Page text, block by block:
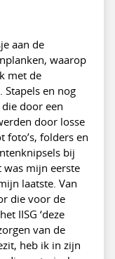
aan de
waarop
met de
en nog
door een
door losse
foto’s, folders en
bij
was mijn eerste
laatste. Van
die voor de
IISG ‘deze
van de
heb ik in zijn